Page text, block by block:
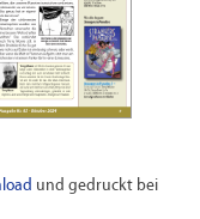
und gedruckt bei